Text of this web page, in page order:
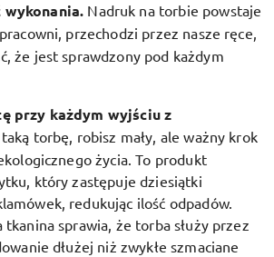
wykonania. Nadruk na torbie powstaje
pracowni, przechodzi przez nasze ręce,
że jest sprawdzony pod każdym
przy każdym wyjściu z
torbę, robisz mały, ale ważny krok
życia. To produkt
który zastępuje dziesiątki
redukując ilość odpadów.
tkanina sprawia, że torba służy przez
dłużej niż zwykłe szmaciane